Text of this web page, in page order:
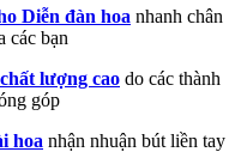
Diễn đàn hoa nhanh chân
các bạn
lượng cao do các thành
góp
hoa nhận nhuận bút liền tay